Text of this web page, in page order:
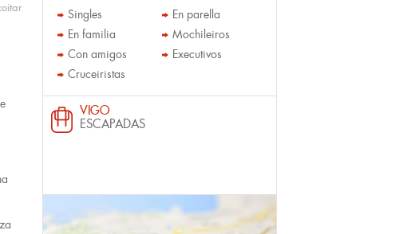
Singles
En parella
En familia
Mochileiros
Con amigos
Executivos
Cruceiristas
VIGO
ESCAPADAS